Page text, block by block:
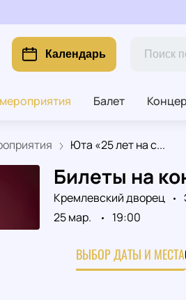
Календарь
Балет
Юта «25 лет на с...
Билеты на
Кремлевский дворец
25 мар.
19:00
ВЫБОР ДАТЫ И МЕСТА